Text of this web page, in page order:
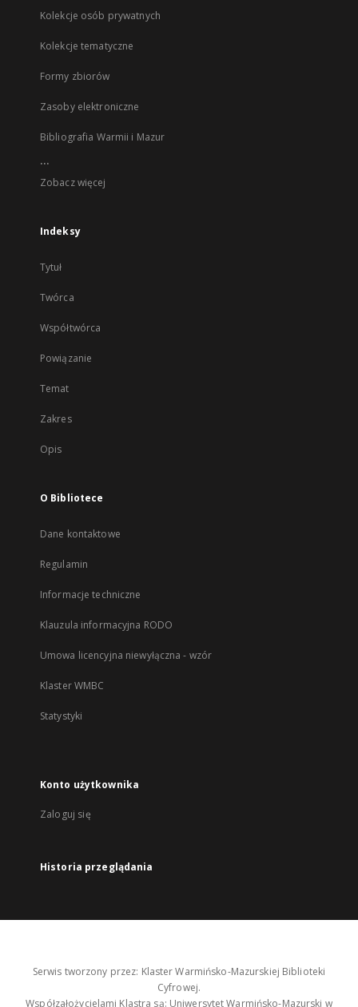
Kolekcje osób prywatnych
Kolekcje tematyczne
Formy zbiorów
Zasoby elektroniczne
Bibliografia Warmii i Mazur
...
Zobacz więcej
Indeksy
Tytuł
Twórca
Współtwórca
Powiązanie
Temat
Zakres
Opis
O Bibliotece
Dane kontaktowe
Regulamin
Informacje techniczne
Klauzula informacyjna RODO
Umowa licencyjna niewyłączna - wzór
Klaster WMBC
Statystyki
Konto użytkownika
Zaloguj się
Historia przeglądania
Serwis tworzony przez: Klaster Warmińsko-Mazurskiej Biblioteki
Cyfrowej.
Współzałożycielami Klastra są: Uniwersytet Warmińsko-Mazurski w